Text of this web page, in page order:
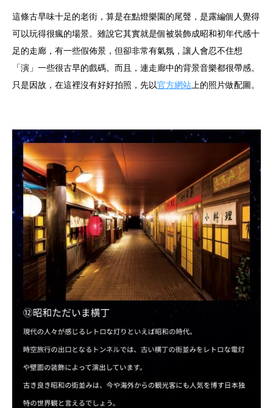
這條古早味十足的老街，算是在點燈樂園的尾聲，是露編個人覺得
可以玩得很瘋的場景。雖說它其實就是個被裝飾成昭和初年代感十
足的走廊，有一些假佈景，但卻非常有氣氛，讓人會忍不住想
「演」一些很古早的戲碼。而且，連走廊中的背景音樂都很帶感。
只是因故，在這裡沒有好好拍照，先以官方網站 上的照片做配圖。